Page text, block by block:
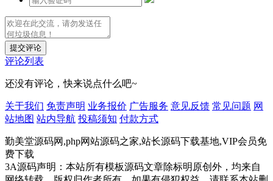
提交评论
评论列表
还没有评论，快来说点什么吧~
关于我们 免责声明 业务报价 广告服务 意见反馈 常见问题 网
站地图 站内导航 投稿须知 付款方式
勤美堂源码网,php网站源码之家,站长源码下载基地,VIP会员免
费下载
3A源码声明：本站所有模板源码文章除标明原创外，均来自